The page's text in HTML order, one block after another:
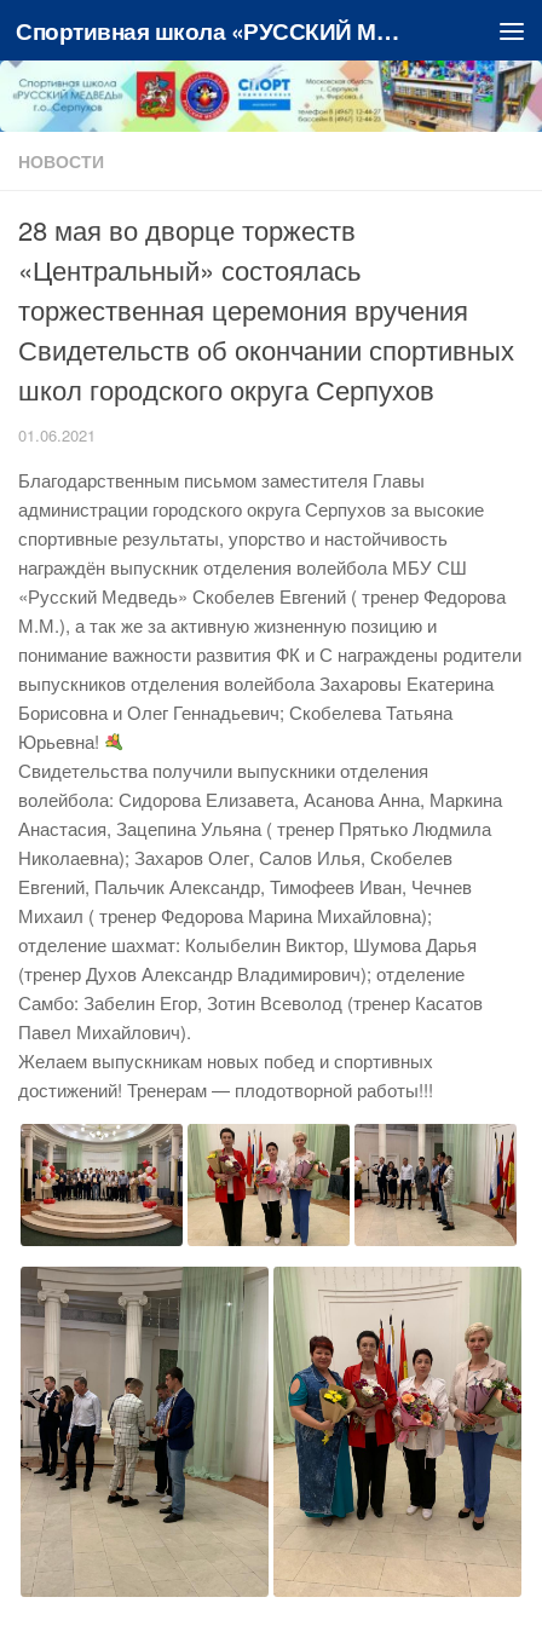
Перейти к содержимому Спортивная школа «РУССКИЙ МЕДВЕДЬ»
НОВОСТИ
28 мая во дворце торжеств
«Центральный» состоялась
торжественная церемония вручения
Свидетельств об окончании спортивных
школ городского округа Серпухов
01.06.2021
Благодарственным письмом заместителя Главы
администрации городского округа Серпухов за высокие
спортивные результаты, упорство и настойчивость
награждён выпускник отделения волейбола МБУ СШ
«Русский Медведь» Скобелев Евгений ( тренер Федорова
М.М.), а так же за активную жизненную позицию и
понимание важности развития ФК и С награждены родители
выпускников отделения волейбола Захаровы Екатерина
Борисовна и Олег Геннадьевич; Скобелева Татьяна
Юрьевна!
Свидетельства получили выпускники отделения
волейбола: Сидорова Елизавета, Асанова Анна, Маркина
Анастасия, Зацепина Ульяна ( тренер Прятько Людмила
Николаевна); Захаров Олег, Салов Илья, Скобелев
Евгений, Пальчик Александр, Тимофеев Иван, Чечнев
Михаил ( тренер Федорова Марина Михайловна);
отделение шахмат: Колыбелин Виктор, Шумова Дарья
(тренер Духов Александр Владимирович); отделение
Самбо: Забелин Егор, Зотин Всеволод (тренер Касатов
Павел Михайлович).
Желаем выпускникам новых побед и спортивных
достижений! Тренерам — плодотворной работы!!!